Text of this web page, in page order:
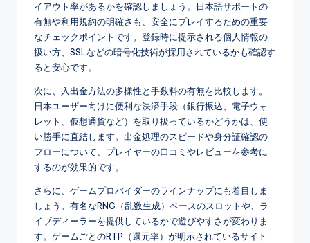
イアウト率があるかを確認しましょう。日本語サポートの
有無や利用規約の明確さも、安全にプレイするための重要
なチェックポイントです。登録時に提示される個人情報の
扱い方、SSLなどの暗号化技術が採用されているかも確認す
ると安心です。
次に、入出金方法の多様性と手数料の有無を比較します。
日本ユーザー向けに便利な決済手段（銀行振込、電子ウォ
レット、仮想通貨など）を取り扱っているかどうかは、使
い勝手に直結します。出金処理のスピードや身分証確認の
フローについて、プレイヤーの口コミやレビューを参考に
するのが効果的です。
さらに、ゲームプロバイダーのラインナップにも着目しま
しょう。有名なRNG（乱数生成）ベースのスロットや、ラ
イブディーラーを提供しているかで遊びやすさが変わりま
す。ゲームごとのRTP（還元率）が明示されているサイト